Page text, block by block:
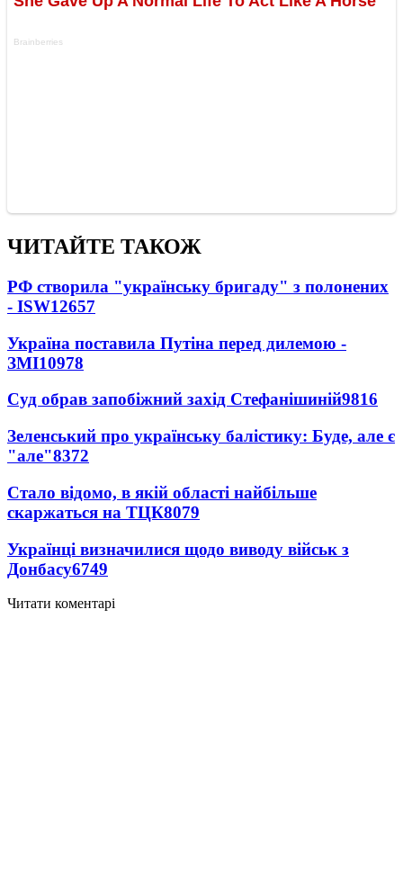
ЧИТАЙТЕ ТАКОЖ
РФ створила "українську бригаду" з полонених
- ISW12657
Україна поставила Путіна перед дилемою -
ЗМІ10978
Суд обрав запобіжний захід Стефанішиній9816
Зеленський про українську балістику: Буде, але є
"але"8372
Стало відомо, в якій області найбільше
скаржаться на ТЦК8079
Українці визначилися щодо виводу військ з
Донбасу6749
Читати коментарі